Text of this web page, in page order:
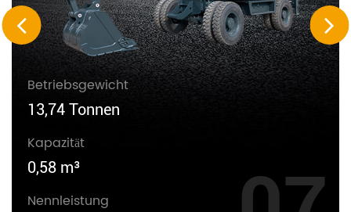
Betriebsgewicht
13,74 Tonnen
Kapazität
0,58 m³
Nennleistung